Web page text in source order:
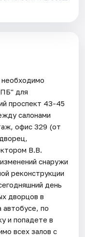
необходимо
для
проспект 43-45
салонами
офис 329 (от
В.В.
снаружи
реконструкции
день
дворцов в
автобусе, по
и попадете в
всех залов с